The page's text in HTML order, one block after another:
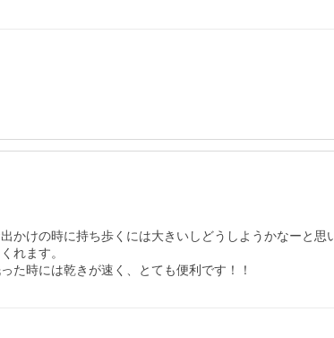
かけの時に持ち歩くには大きいしどうしようかなーと思
れます。
た時には乾きが速く、とても便利です！！